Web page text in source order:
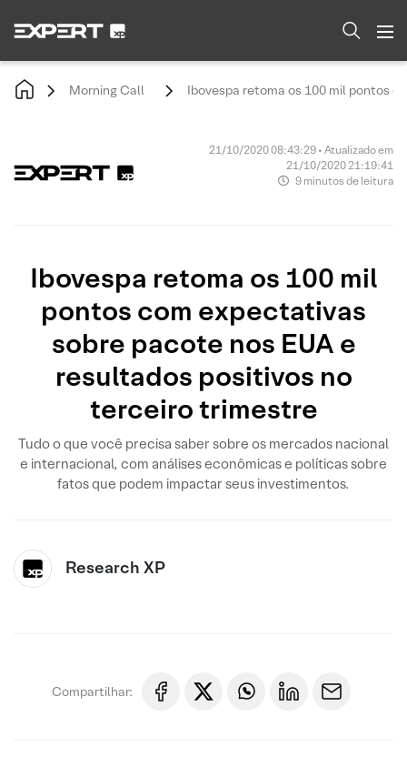
Morning Call Ibovespa retoma os 100 mil pontos
21/10/2020 08:43:29 • Atualizado em
21/10/2020 21:19:41
9 minutos de leitura
Ibovespa retoma os 100 mil
pontos com expectativas
sobre pacote nos EUA e
resultados positivos no
terceiro trimestre
Tudo o que você precisa saber sobre os mercados nacional
e internacional, com análises econômicas e políticas sobre
fatos que podem impactar seus investimentos.
Research XP
Compartilhar: